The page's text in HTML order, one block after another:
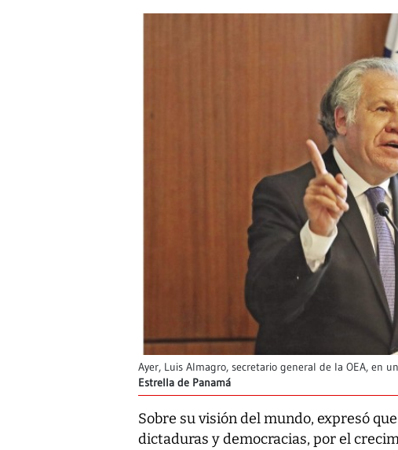
Ayer, Luis Almagro, secretario general de la OEA, en
Estrella de Panamá
Sobre su visión del mundo, expresó
dictaduras y democracias, por el